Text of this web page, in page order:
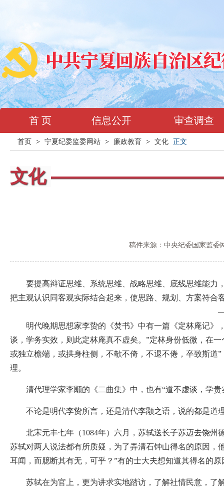
首 页 信息公开 审查调查
首页 > 宁夏纪委监委网站 > 廉政教育 > 文化 正文
文化
稿件来源：中央纪委国家监委
要提高辩证思维、系统思维、战略思维、底线思维能力
把主观认识同客观实际结合起来，使思路、规划、方案符合
——
明代晚期思想家李贽的《焚书》中有一篇《定林庵记》
谈，学务实效，则此定林庵真不虚矣。”定林身份低微，在
或独立檐端，或拱身柱侧，不欹不倚，不退不倦，卒致斯
理。
清代理学家李颙的《二曲集》中，也有“道不虚谈，学贵
不论是明代李贽所言，还是清代李颙之语，说的都是道
北宋元丰七年（1084年）六月，苏轼送长子苏迈去饶州
苏轼对两人说法都有所质疑，为了弄清石钟山得名的原因
耳闻，而臆断其有无，可乎？”有的士大夫想知道其得名的
苏轼在为官上，更为讲求实地踏访，了解社情民意，了解